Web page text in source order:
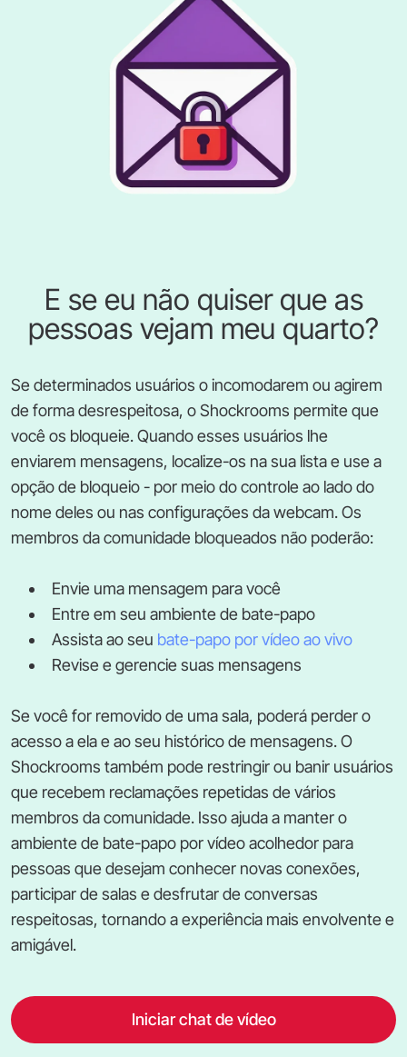
E se eu não quiser que as
pessoas vejam meu quarto?
Se determinados usuários o incomodarem ou agirem
de forma desrespeitosa, o Shockrooms permite que
você os bloqueie. Quando esses usuários lhe
enviarem mensagens, localize-os na sua lista e use a
opção de bloqueio - por meio do controle ao lado do
nome deles ou nas configurações da webcam. Os
membros da comunidade bloqueados não poderão:
Envie uma mensagem para você
Entre em seu ambiente de bate-papo
Assista ao seu bate-papo por vídeo ao vivo
Revise e gerencie suas mensagens
Se você for removido de uma sala, poderá perder o
acesso a ela e ao seu histórico de mensagens. O
Shockrooms também pode restringir ou banir usuários
que recebem reclamações repetidas de vários
membros da comunidade. Isso ajuda a manter o
ambiente de bate-papo por vídeo acolhedor para
pessoas que desejam conhecer novas conexões,
participar de salas e desfrutar de conversas
respeitosas, tornando a experiência mais envolvente e
amigável.
Iniciar chat de vídeo